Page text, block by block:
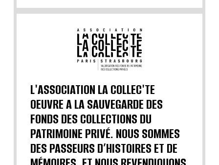
L'ASSOCIATION LA COLLEC'TE
OEUVRE A LA SAUVEGARDE DES
FONDS DES COLLECTIONS DU
PATRIMOINE PRIVÉ. NOUS SOMMES
DES PASSEURS D’HISTOIRES ET DE